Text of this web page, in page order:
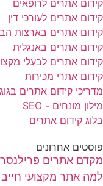
קידום אתרים לרופאים
קידום אתרים לעורכי דין
קידום אתרים בארצות
קידום אתרים באנגלית
קידום אתרים לבעלי
קידום אתרי מכירות
מדריכי קידום אתרים
מילון מונחים - SEO
בלוג קידום אתרים
פוסטים אחרונים
מקדם אתרים פרילנסר
למה אתר מקצועי